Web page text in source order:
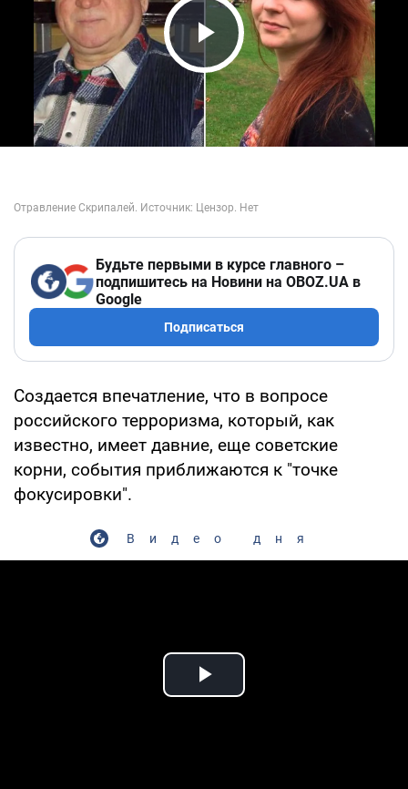
Play Video
Будьте первыми в курсе главного –
подпишитесь на Новини на OBOZ.UA в
Google
Подписаться
Создается впечатление, что в вопросе
российского терроризма, который, как
известно, имеет давние, еще советские
корни, события приближаются к "точке
фокусировки".
Видео дня
Play Video